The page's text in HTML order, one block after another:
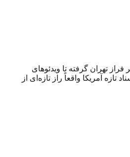
بر فراز تهران گرفته تا ویدئوهای
است. اما آیا اسناد تازه آمریکا واقعاً راز تازه‌ای از